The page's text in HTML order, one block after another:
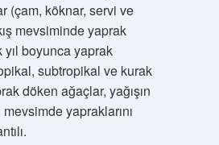
(çam, köknar, servi ve
mevsiminde yaprak
boyunca yaprak
subtropikal ve kurak
döken ağaçlar, yağışın
yapraklarını